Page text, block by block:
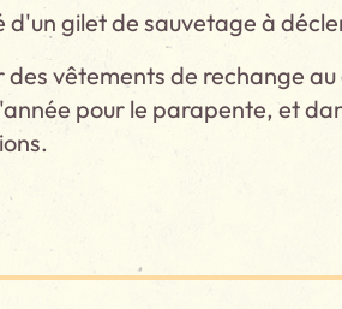
d'un gilet de sauvetage à
vêtements de rechange
pour le parapente, et